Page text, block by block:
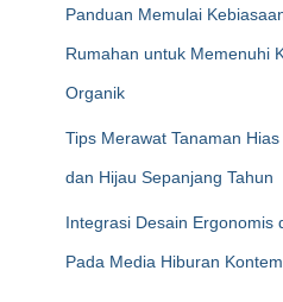
Panduan Memulai
Rumahan untuk Memenuhi
Organik
Tips Merawat Tanaman
dan Hijau Sepanjang Tahun
Integrasi Desain Ergonomis
Pada Media Hiburan